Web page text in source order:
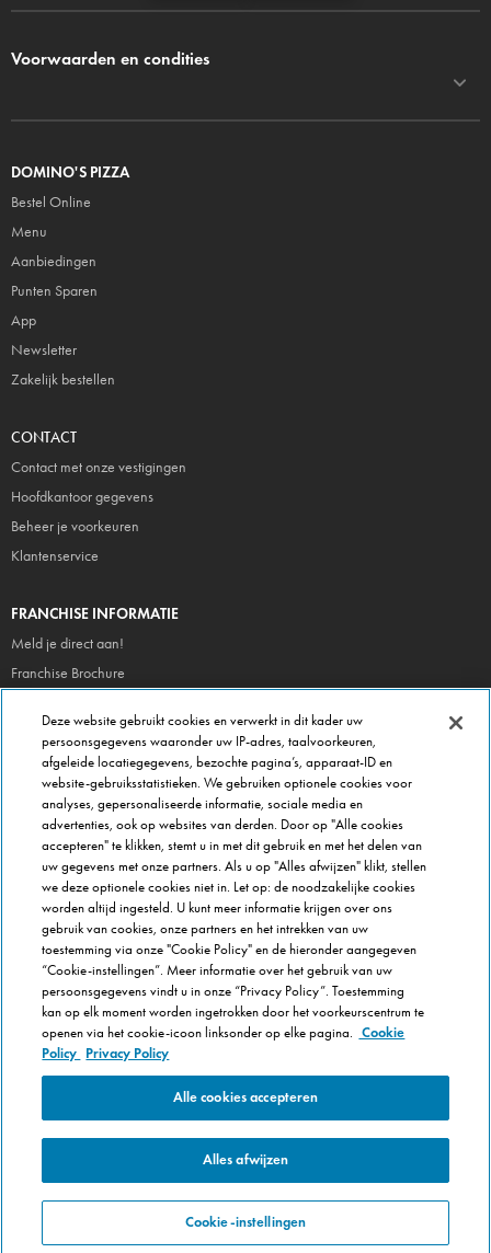
Voorwaarden en condities
DOMINO'S PIZZA
Bestel Online
Menu
Aanbiedingen
Punten Sparen
App
Newsletter
Zakelijk bestellen
CONTACT
Contact met onze vestigingen
Hoofdkantoor gegevens
Beheer je voorkeuren
Klantenservice
FRANCHISE INFORMATIE
Meld je direct aan!
Franchise Brochure
OVER DOMINOS
Newsroom
Werken bij Domino's
Care Team (voor medewerkers)
Scam waarschuwing
Privacybeleid
Voorwaarden & Condities
Cookie Policy
Cookie-instellingen
© 2025 Domino's Pizza Enterprises Ltd
Deze website gebruikt cookies en verwerkt in dit kader uw
persoonsgegevens waaronder uw IP-adres, taalvoorkeuren,
afgeleide locatiegegevens, bezochte pagina’s, apparaat-ID en
website-gebruiksstatistieken. We gebruiken optionele cookies voor
analyses, gepersonaliseerde informatie, sociale media en
advertenties, ook op websites van derden. Door op "Alle cookies
accepteren" te klikken, stemt u in met dit gebruik en met het delen van
uw gegevens met onze partners. Als u op "Alles afwijzen" klikt, stellen
we deze optionele cookies niet in. Let op: de noodzakelijke cookies
worden altijd ingesteld. U kunt meer informatie krijgen over ons
gebruik van cookies, onze partners en het intrekken van uw
toestemming via onze "Cookie Policy" en de hieronder aangegeven
“Cookie-instellingen”. Meer informatie over het gebruik van uw
persoonsgegevens vindt u in onze “Privacy Policy”. Toestemming
kan op elk moment worden ingetrokken door het voorkeurscentrum te
openen via het cookie-icoon linksonder op elke pagina. Cookie
Policy Privacy Policy
Alle cookies accepteren
Alles afwijzen
Cookie-instellingen